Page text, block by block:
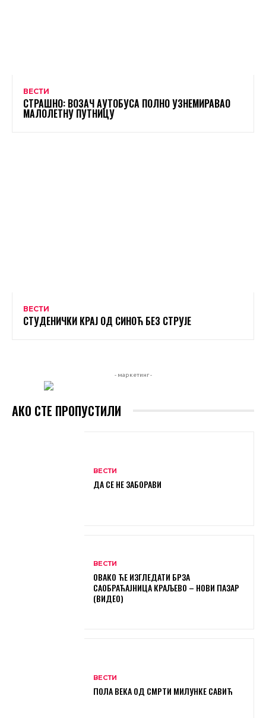
ВЕСТИ
СТРАШНО: ВОЗАЧ АУТОБУСА ПОЛНО УЗНЕМИРАВАО
МАЛОЛЕТНУ ПУТНИЦУ
ВЕСТИ
СТУДЕНИЧКИ КРАЈ ОД СИНОЋ БЕЗ СТРУЈЕ
- маркетинг -
АКО СТЕ ПРОПУСТИЛИ
ВЕСТИ
ДА СЕ НЕ ЗАБОРАВИ
ВЕСТИ
ОВАКО ЋЕ ИЗГЛЕДАТИ БРЗА
САОБРАЋАЈНИЦА КРАЉЕВО – НОВИ ПАЗАР
(ВИДЕО)
ВЕСТИ
ПОЛА ВЕКА ОД СМРТИ МИЛУНКЕ САВИЋ